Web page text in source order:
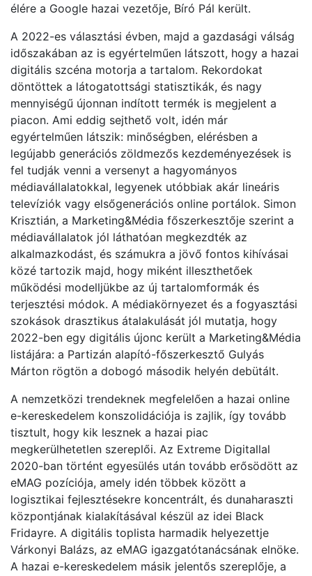
élére a Google hazai vezetője, Bíró Pál került.
A 2022-es választási évben, majd a gazdasági válság
időszakában az is egyértelműen látszott, hogy a hazai
digitális szcéna motorja a tartalom. Rekordokat
döntöttek a látogatottsági statisztikák, és nagy
mennyiségű újonnan indított termék is megjelent a
piacon. Ami eddig sejthető volt, idén már
egyértelműen látszik: minőségben, elérésben a
legújabb generációs zöldmezős kezdeményezések is
fel tudják venni a versenyt a hagyományos
médiavállalatokkal, legyenek utóbbiak akár lineáris
televíziók vagy elsőgenerációs online portálok. Simon
Krisztián, a Marketing&Média főszerkesztője szerint a
médiavállalatok jól láthatóan megkezdték az
alkalmazkodást, és számukra a jövő fontos kihívásai
közé tartozik majd, hogy miként illeszthetőek
működési modelljükbe az új tartalomformák és
terjesztési módok. A médiakörnyezet és a fogyasztási
szokások drasztikus átalakulását jól mutatja, hogy
2022-ben egy digitális újonc került a Marketing&Média
listájára: a Partizán alapító-főszerkesztő Gulyás
Márton rögtön a dobogó második helyén debütált.
A nemzetközi trendeknek megfelelően a hazai online
e-kereskedelem konszolidációja is zajlik, így tovább
tisztult, hogy kik lesznek a hazai piac
megkerülhetetlen szereplői. Az Extreme Digitallal
2020-ban történt egyesülés után tovább erősödött az
eMAG pozíciója, amely idén többek között a
logisztikai fejlesztésekre koncentrált, és dunaharaszti
központjának kialakításával készül az idei Black
Fridayre. A digitális toplista harmadik helyezettje
Várkonyi Balázs, az eMAG igazgatótanácsának elnöke.
A hazai e-kereskedelem másik jelentős szereplője, a